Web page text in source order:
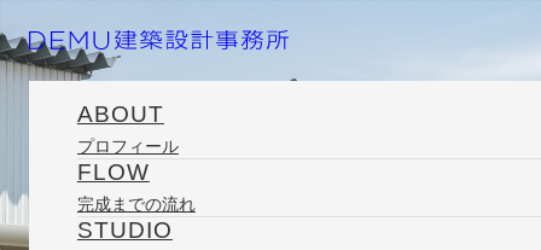
ABOUT
プロフィール
FLOW
完成までの流れ
STUDIO
ホーム